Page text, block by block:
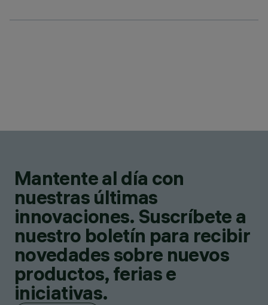
Mantente al día con
nuestras últimas
innovaciones. Suscríbete a
nuestro boletín para recibir
novedades sobre nuevos
productos, ferias e
iniciativas.